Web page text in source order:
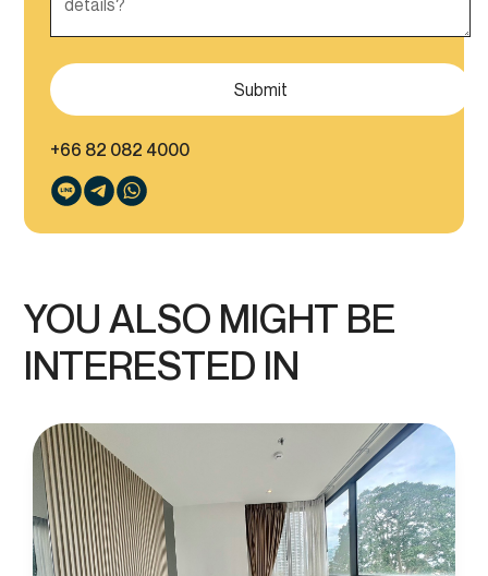
+66 82 082 4000
YOU ALSO MIGHT BE
INTERESTED IN